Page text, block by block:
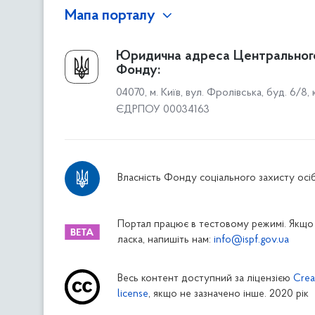
Мапа порталу
Про Фонд
Керівництво
Структура Фонду
Територіальні відділення
Дніпропетровське відділення
Житомирське відділення
Закарпатське відділення
Запорізьке відділення
Івано-Франківське відділення
Юридична адреса
Фонду:
04070, м. Київ, вул. Фролівська, буд. 6/8,
ЄДРПОУ 00034163
Власність Фонду соціального захисту осіб
Портал працює в тестовому режимі. Якщо
ласка, напишіть нам: info@ispf.gov.ua
Весь контент доступний за ліцензією
license, якщо не зазначено інше. 2020 рік